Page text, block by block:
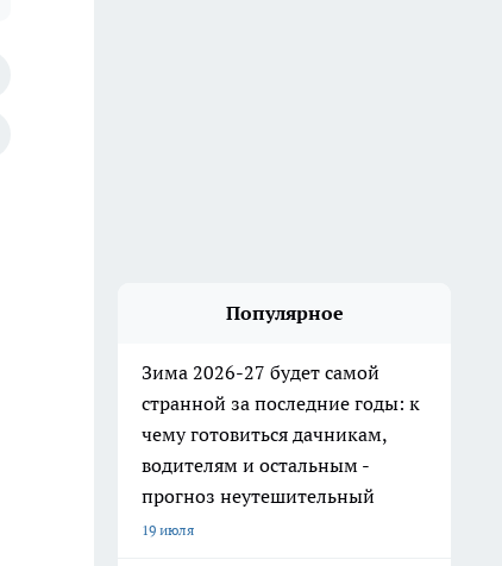
Популярное
Зима 2026-27 будет самой
странной за последние годы: к
чему готовиться дачникам,
водителям и остальным -
прогноз неутешительный
19 июля